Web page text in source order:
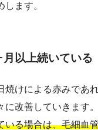
します。
月以上続いている
焼けによる赤みであ
に改善していきます。
いる場合は、毛細血